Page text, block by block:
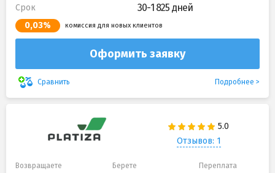
Срок 30-1 825 дней
0,03% комиссия для новых клиентов
Оформить заявку
Сравнить Подробнее
Отзывов: 1
Возвращаете Берете Переплата